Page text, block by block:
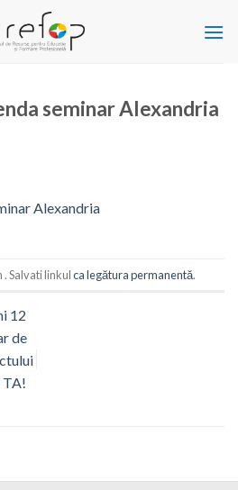
seminar Alexandria
Alexandria
Salvati linkulca legătura permanentă.
12
de
TA!